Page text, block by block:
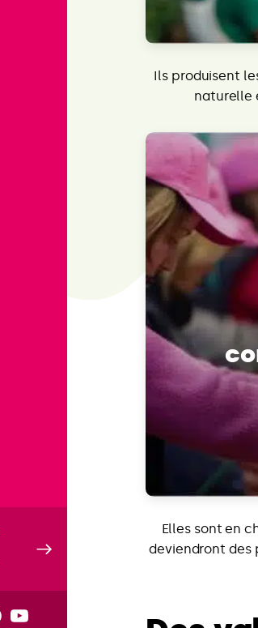
Ils produisent
naturelle
Elles sont en
deviendront des